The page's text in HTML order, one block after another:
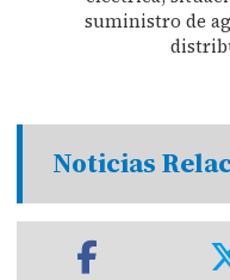
suministro de
Noticias